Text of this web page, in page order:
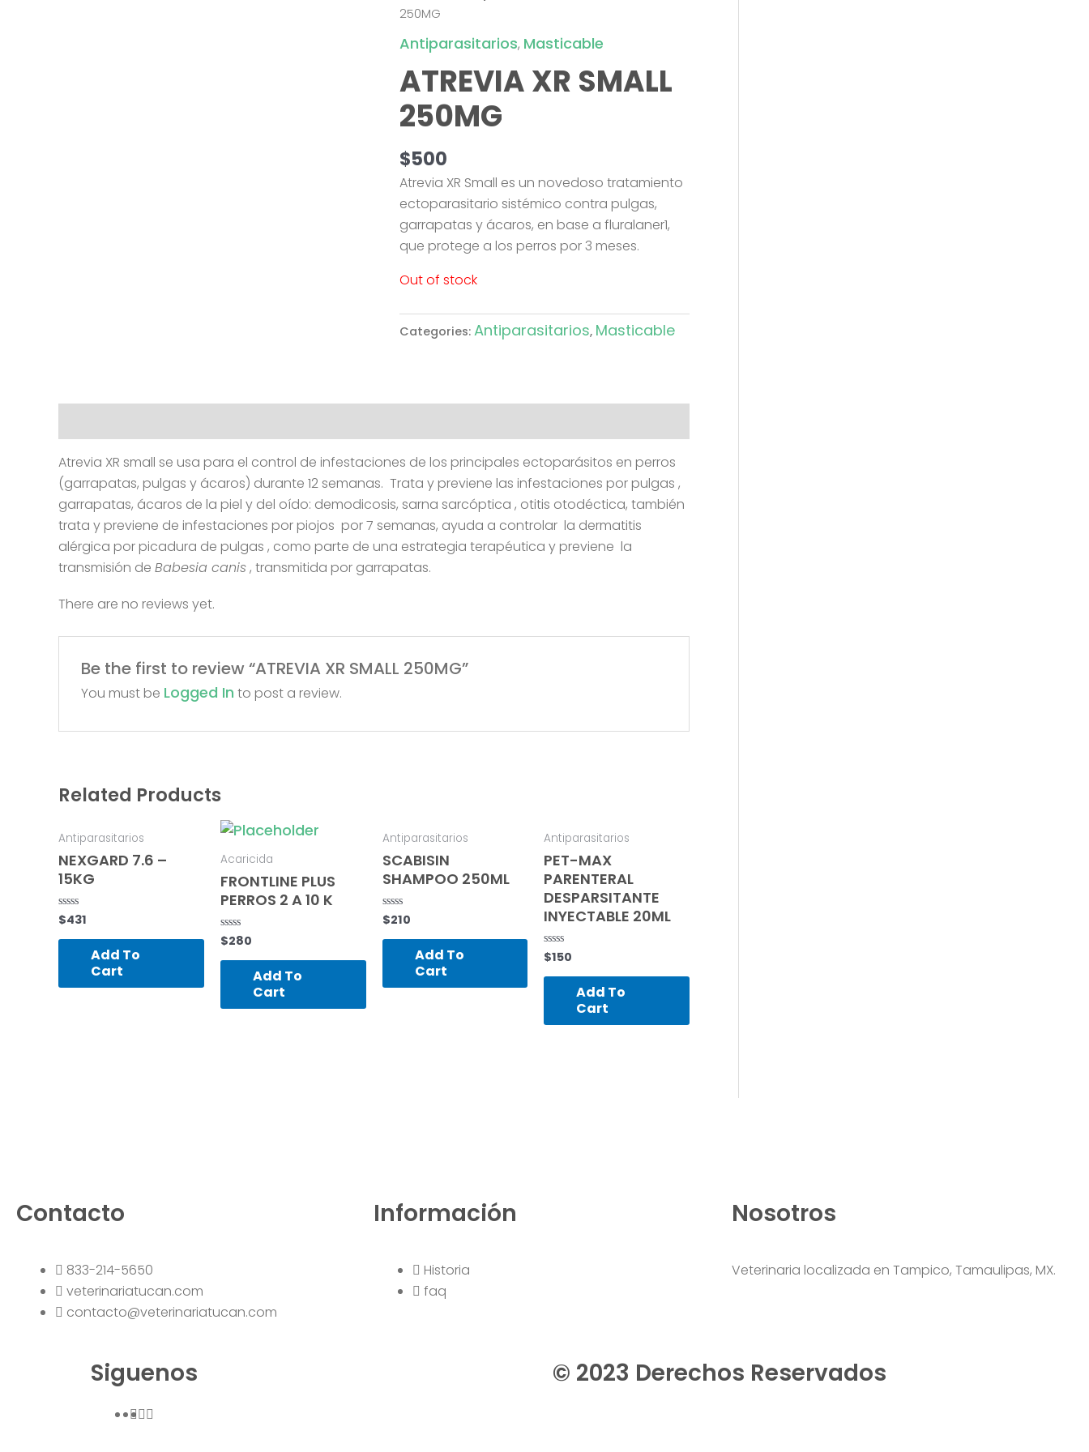
250MG
Antiparasitarios, Masticable
ATREVIA XR SMALL
250MG
$500
Atrevia XR Small es un novedoso tratamiento
ectoparasitario sistémico contra pulgas,
garrapatas y ácaros, en base a fluralaner1,
que protege a los perros por 3 meses.
Out of stock
Categories: Antiparasitarios, Masticable
Atrevia XR small se usa para el control de infestaciones de los principales ectoparásitos en perros
(garrapatas, pulgas y ácaros) durante 12 semanas. Trata y previene las infestaciones por pulgas ,
garrapatas, ácaros de la piel y del oído: demodicosis, sarna sarcóptica , otitis otodéctica, también
trata y previene de infestaciones por piojos por 7 semanas, ayuda a controlar la dermatitis
alérgica por picadura de pulgas , como parte de una estrategia terapéutica y previene la
transmisión de Babesia canis, transmitida por garrapatas.
There are no reviews yet.
Be the first to review “ATREVIA XR SMALL 250MG”
You must be Logged In to post a review.
Related Products
Antiparasitarios
NEXGARD 7.6 –
15KG
Rated
0
out
$431
Add To
Cart
Acaricida
FRONTLINE PLUS
PERROS 2 A 10 K
Rated
0
out
$280
Add To
Cart
Antiparasitarios
SCABISIN
SHAMPOO 250ML
Rated
0
out
$210
Add To
Cart
Antiparasitarios
PET-MAX
PARENTERAL
DESPARSITANTE
INYECTABLE 20ML
Rated
0
out
$150
Add To
Cart
Contacto
833-214-5650
veterinariatucan.com
contacto@veterinariatucan.com
Información
Historia
faq
Nosotros
Veterinaria localizada en Tampico, Tamaulipas, MX.
Siguenos © 2023 Derechos Reservados